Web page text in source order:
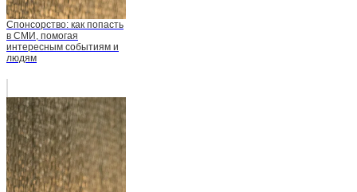
Спонсорство: как попасть
в СМИ, помогая
интересным событиям и
людям